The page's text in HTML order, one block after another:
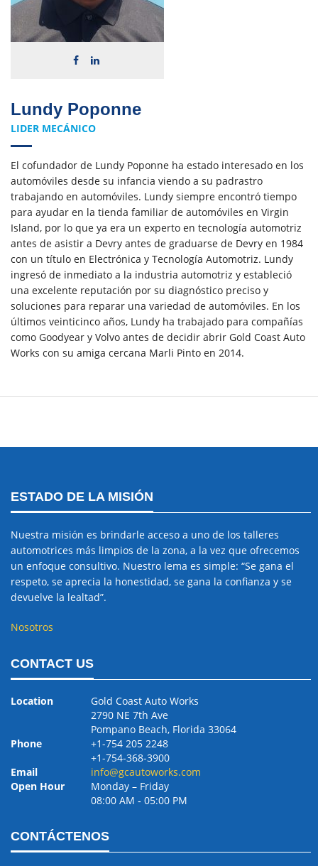
Lundy Poponne
LIDER MECÁNICO
El cofundador de Lundy Poponne ha estado interesado en los
automóviles desde su infancia viendo a su padrastro
trabajando en automóviles. Lundy siempre encontró tiempo
para ayudar en la tienda familiar de automóviles en Virgin
Island, por lo que ya era un experto en tecnología automotriz
antes de asistir a Devry antes de graduarse de Devry en 1984
con un título en Electrónica y Tecnología Automotriz. Lundy
ingresó de inmediato a la industria automotriz y estableció
una excelente reputación por su diagnóstico preciso y
soluciones para reparar una variedad de automóviles. En los
últimos veinticinco años, Lundy ha trabajado para compañías
como Goodyear y Volvo antes de decidir abrir Gold Coast Auto
Works con su amiga cercana Marli Pinto en 2014.
ESTADO DE LA MISIÓN
Nuestra misión es brindarle acceso a uno de los talleres
automotrices más limpios de la zona, a la vez que ofrecemos
un enfoque consultivo. Nuestro lema es simple: “Se gana el
respeto, se aprecia la honestidad, se gana la confianza y se
devuelve la lealtad”.
Nosotros
CONTACT US
Location
Gold Coast Auto Works
2790 NE 7th Ave
Pompano Beach, Florida 33064
Phone
+1-754 205 2248
+1-754-368-3900
Email
info@gcautoworks.com
Open Hour
Monday – Friday
08:00 AM ‐ 05:00 PM
CONTÁCTENOS